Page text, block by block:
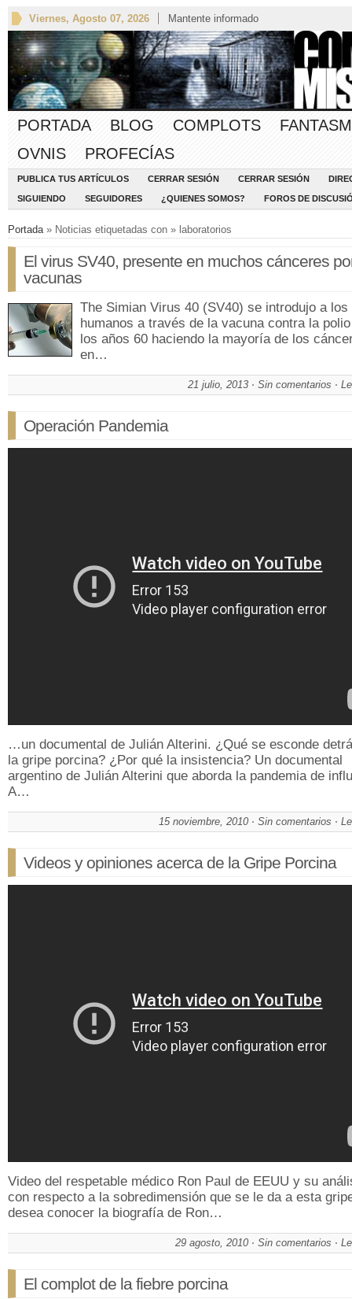
Viernes, Agosto 07, 2026 Mantente informado
PORTADA BLOG COMPLOTS
OVNIS
PROFECÍAS
PUBLICA TUS ARTÍCULOS CERRAR SESIÓN CERRAR SESIÓN
SIGUIENDO SEGUIDORES ¿QUIENES SOMOS? FOROS DE
Portada » Noticias etiquetadas con » laboratorios
El virus SV40, presente en muchos cánceres
vacunas
The Simian Virus 40 (SV40) se introdujo a los
humanos a través de la vacuna contra la
los años 60 haciendo la mayoría de los
en…
21 julio, 2013 Sin comentarios
Operación Pandemia
…un documental de Julián Alterini. ¿Qué se esconde
la gripe porcina? ¿Por qué la insistencia? Un documental
argentino de Julián Alterini que aborda la pandemia de
A…
15 noviembre, 2010 Sin comentarios
Videos y opiniones acerca de la Gripe Porcina
Video del respetable médico Ron Paul de EEUU y su
con respecto a la sobredimensión que se le da a esta
desea conocer la biografía de Ron…
29 agosto, 2010 Sin comentarios
El complot de la fiebre porcina